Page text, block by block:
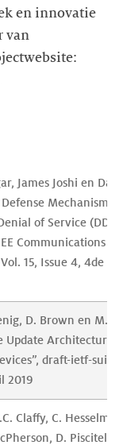
en innovatie
van
James Joshi en
Mechanisms
of Service
Communications
15, Issue 4, 4de
D. Brown en M.
Update Architecture
draft-ietf-suit-
2019
Claffy, C.
D.